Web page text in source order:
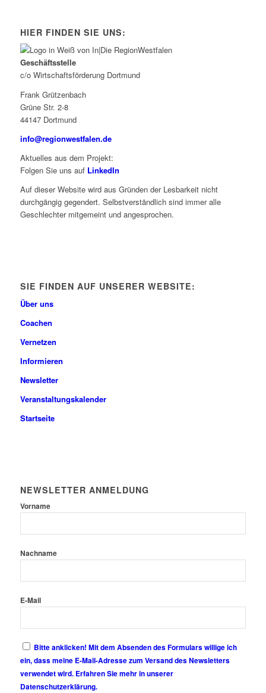
HIER FINDEN SIE UNS:
Geschäftsstelle
c/o Wirtschaftsförderung Dortmund
Frank Grützenbach
Grüne Str. 2-8
44147 Dortmund
info@regionwestfalen.de
Aktuelles aus dem Projekt:
Folgen Sie uns auf LinkedIn
Auf dieser Website wird aus Gründen der Lesbarkeit nicht
durchgängig gegendert. Selbstverständlich sind immer alle
Geschlechter mitgemeint und angesprochen.
SIE FINDEN AUF UNSERER WEBSITE:
Über uns
Coachen
Vernetzen
Informieren
Newsletter
Veranstaltungskalender
Startseite
NEWSLETTER ANMELDUNG
Vorname
Nachname
E-Mail
Bitte anklicken! Mit dem Absenden des Formulars willige ich
ein, dass meine E-Mail-Adresse zum Versand des Newsletters
verwendet wird. Erfahren Sie mehr in unserer
Datenschutzerklärung.